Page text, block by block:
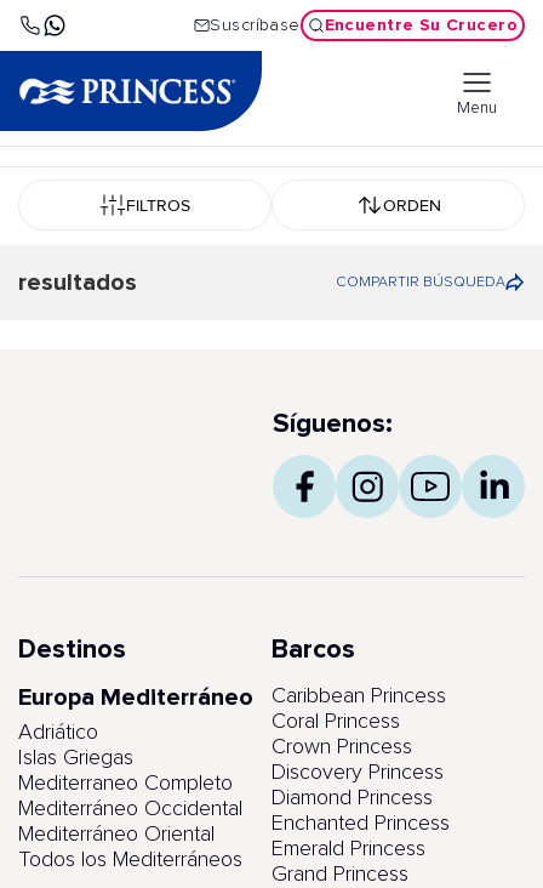
Suscríbase Encuentre Su Crucero
Menu
FILTROS ORDEN
resultados COMPARTIR BÚSQUEDA
Síguenos:
Destinos
Europa Mediterráneo
Adriático
Islas Griegas
Mediterraneo Completo
Mediterráneo Occidental
Mediterráneo Oriental
Todos los Mediterráneos
Barcos
Caribbean Princess
Coral Princess
Crown Princess
Discovery Princess
Diamond Princess
Enchanted Princess
Emerald Princess
Grand Princess